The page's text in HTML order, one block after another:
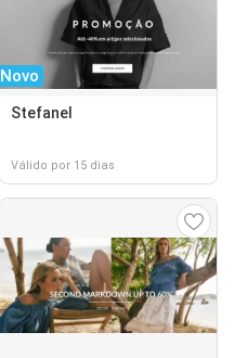
Novo
Stefanel
Válido por 15 dias